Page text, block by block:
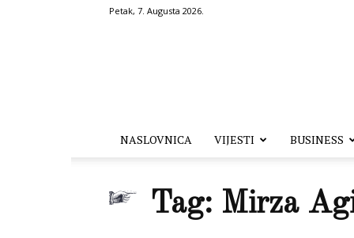
Petak, 7. Augusta 2026.
NASLOVNICA VIJESTI BUSINESS
Tag: Mirza